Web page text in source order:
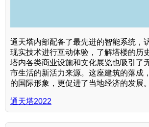
通天塔内部配备了最先进的智能系统，
现实技术进行互动体验，了解塔楼的历
塔内各类商业设施和文化展览也吸引了
市生活的新活力来源。这座建筑的落成
的国际形象，更促进了当地经济的发展。
通天塔2022